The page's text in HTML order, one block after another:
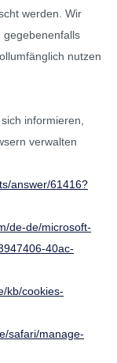
werden. Wir
gegebenenfalls
nutzen
informieren,
verwalten
answer/61416?
de-de/microsoft-
40ac-
kb/cookies-
safari/manage-